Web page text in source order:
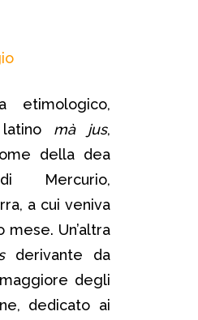
etimologico,
mà jus,
della dea
a cui veniva
Un’altra
derivante da
degli
dedicato ai